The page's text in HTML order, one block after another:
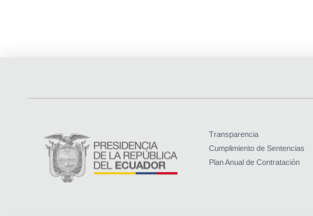
Transparencia
Cumplimiento de Sentencias
Plan Anual de Contratación